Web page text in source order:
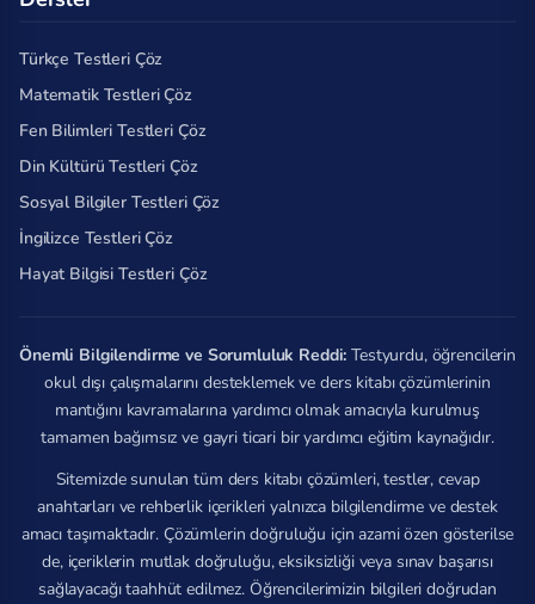
Türkçe Testleri Çöz
Matematik Testleri Çöz
Fen Bilimleri Testleri Çöz
Din Kültürü Testleri Çöz
Sosyal Bilgiler Testleri Çöz
İngilizce Testleri Çöz
Hayat Bilgisi Testleri Çöz
Önemli Bilgilendirme ve Sorumluluk Reddi: Testyurdu, öğrencilerin
okul dışı çalışmalarını desteklemek ve ders kitabı çözümlerinin
mantığını kavramalarına yardımcı olmak amacıyla kurulmuş
tamamen bağımsız ve gayri ticari bir yardımcı eğitim kaynağıdır.
Sitemizde sunulan tüm ders kitabı çözümleri, testler, cevap
anahtarları ve rehberlik içerikleri yalnızca bilgilendirme ve destek
amacı taşımaktadır. Çözümlerin doğruluğu için azami özen gösterilse
de, içeriklerin mutlak doğruluğu, eksiksizliği veya sınav başarısı
sağlayacağı taahhüt edilmez. Öğrencilerimizin bilgileri doğrudan